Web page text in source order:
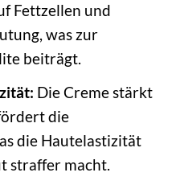
Fettzellen und
was zur
beiträgt.
Die Creme stärkt
die
die Hautelastizität
straffer macht.